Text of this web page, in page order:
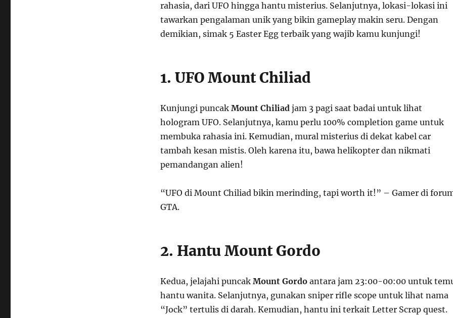
rahasia, dari UFO hingga hantu misterius. Selanjutnya, lokasi-lokasi ini
tawarkan pengalaman unik yang bikin gameplay makin seru. Dengan
demikian, simak 5 Easter Egg terbaik yang wajib kamu kunjungi!
1. UFO Mount Chiliad
Kunjungi puncak Mount Chiliadjam 3 pagi saat badai untuk lihat
hologram UFO. Selanjutnya, kamu perlu 100% completion game untuk
membuka rahasia ini. Kemudian, mural misterius di dekat kabel car
tambah kesan mistis. Oleh karena itu, bawa helikopter dan nikmati
pemandangan alien!
“UFO di Mount Chiliad bikin merinding, tapi worth it!” – Gamer di
GTA.
2. Hantu Mount Gordo
Kedua, jelajahi puncak Mount Gordoantara jam 23:00-00:00 untuk
hantu wanita. Selanjutnya, gunakan sniper rifle scope untuk lihat nama
“Jock” tertulis di darah. Kemudian, hantu ini terkait Letter Scrap quest.